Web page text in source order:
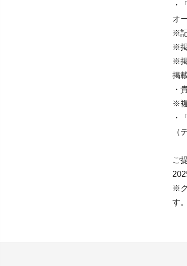
・
オ
※
※
※
掲
・
※
・
（
ご
※
す。